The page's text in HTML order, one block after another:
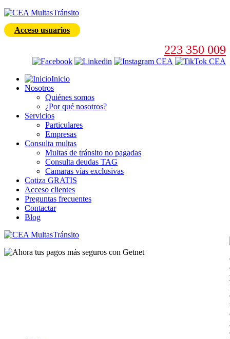
Acceso usuarios
223 350 009
Inicio
Nosotros
Quiénes somos
¿Por qué nosotros?
Servicios
Particulares
Empresas
Consulta multas
Multas de tránsito no pagadas
Consulta deudas TAG
Camaras vías exclusivas
Cotiza GRATIS
Acceso clientes
Preguntas frecuentes
Contactar
Blog